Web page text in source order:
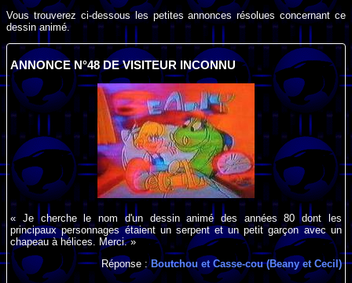
Vous trouverez ci-dessous les petites annonces résolues concernant ce
dessin animé.
ANNONCE N°48 DE VISITEUR INCONNU
« Je cherche le nom d'un dessin animé des années 80 dont les
principaux personnages étaient un serpent et un petit garçon avec un
chapeau à hélices. Merci. »
Réponse : Boutchou et Casse-cou (Beany et Cecil)